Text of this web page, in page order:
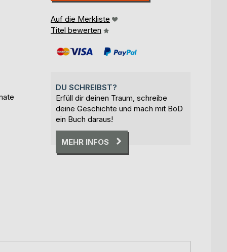
Auf die Merkliste
Titel bewerten
DU SCHREIBST?
Erfüll dir deinen Traum, schreibe
deine Geschichte und mach mit BoD
ein Buch daraus!
MEHR INFOS